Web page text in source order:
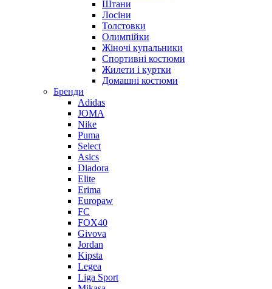
Штани
Лосіни
Толстовки
Олимпійки
Жіночі купальники
Спортивні костюми
Жилети і куртки
Домашні костюми
Бренди
Adidas
JOMA
Nike
Puma
Select
Asics
Diadora
Elite
Erima
Europaw
FC
FOX40
Givova
Jordan
Kipsta
Legea
Liga Sport